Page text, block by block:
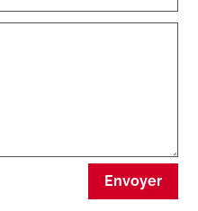
Envoyer